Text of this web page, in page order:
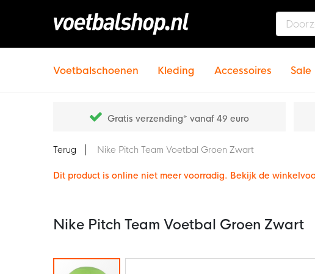
Voetbalschoenen Kleding Accessoires Sale
Gratis verzending* vanaf 49 euro
Terug Nike Pitch Team Voetbal Groen Zwart
Dit product is online niet meer voorradig. Bekijk de
Nike Pitch Team Voetbal Groen Zwart
Ga